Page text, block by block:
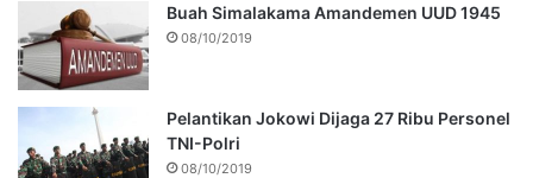
Buah Simalakama Amandemen UUD 1945
08/10/2019
Pelantikan Jokowi Dijaga 27 Ribu Personel
TNI-Polri
08/10/2019